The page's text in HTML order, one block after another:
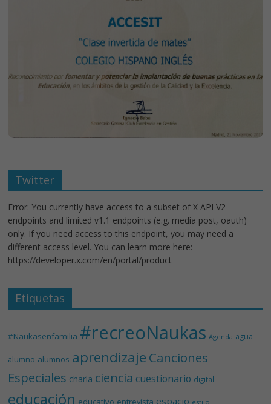
Twitter
Error: You currently have access to a subset of X API V2
endpoints and limited v1.1 endpoints (e.g. media post, oauth)
only. If you need access to this endpoint, you may need a
different access level. You can learn more here:
https://developer.x.com/en/portal/product
Etiquetas
#Naukasenfamilia #recreoNaukas Agenda agua
alumno alumnos aprendizaje Canciones
Especiales charla ciencia cuestionario digital
educación educativo entrevista espacio estilo